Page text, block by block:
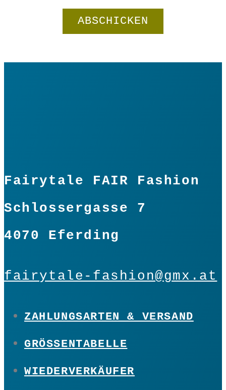
Fairytale FAIR Fashion
Schlossergasse 7
4070 Eferding
fairytale-fashion@gmx.at
ZAHLUNGSARTEN & VERSAND
GRÖSSENTABELLE
WIEDERVERKÄUFER